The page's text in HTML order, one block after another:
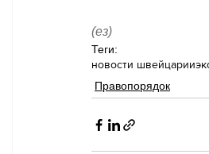
(ез)
Теги:
новости швейцарии
Правопорядок